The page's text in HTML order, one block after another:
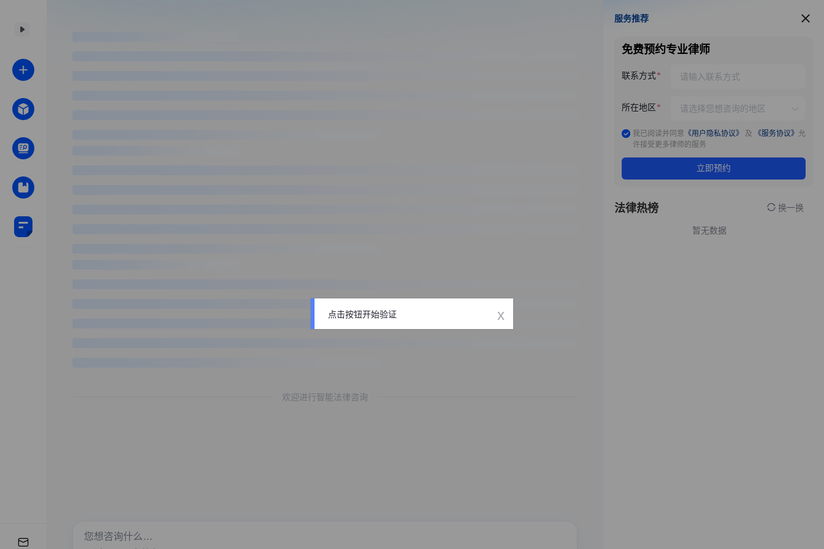
欢迎进行智能法律咨询
服务推荐
服务推荐
免费预约专业律师
联系方式
所在地区
我已阅读并同意 《用户隐私协议》 及 《服务协议》 允
许接受更多律师的服务
立即预约
法律热榜 换一换
暂无数据
点击按钮开始验证 x